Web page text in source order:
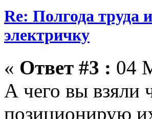
Re: Полгода труда
электричку
« Ответ #3 : 04
А чего вы взяли
позиционирую